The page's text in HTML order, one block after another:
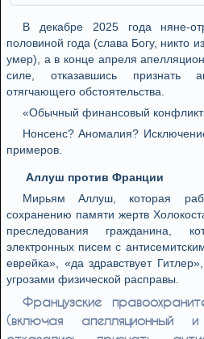
В декабре 2025 года няне-
половиной года (слава Богу, никто
умер), а в конце апреля
силе, отказавшись признать
отягчающего обстоятельства.
«Обычный финансовый
Нонсенс? Аномалия?
примеров.
Аллуш против Франции
Мирьям Аллуш, которая
сохранению памяти жертв
преследования гражданина,
электронных писем с
еврейка», «да здравствует
угрозами физической расправы.
Французские
(включая апелляционный